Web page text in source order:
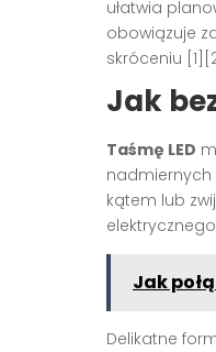
ułatwia
obowiązuje
skróceniu
Jak
Taśmę LED
nadmiernych
kątem lub
elektrycznego
Jak
Delikatne